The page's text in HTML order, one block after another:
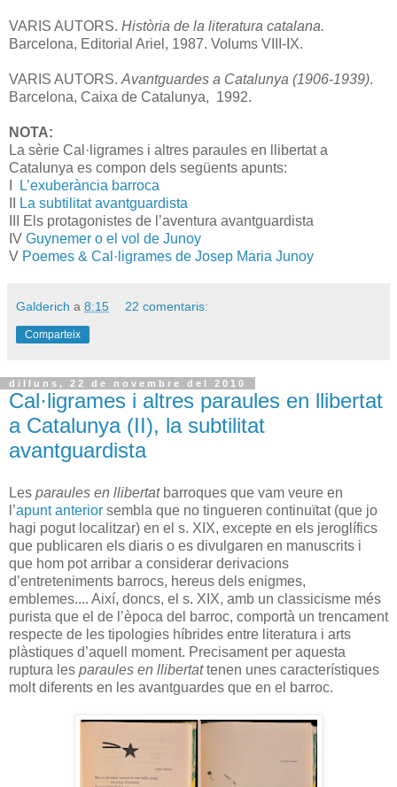
VARIS AUTORS. Història de la literatura catalana.
Barcelona, Editorial Ariel, 1987. Volums VIII-IX.
VARIS AUTORS. Avantguardes a Catalunya (1906-1939).
Barcelona, Caixa de Catalunya, 1992.
NOTA:
La sèrie Cal·ligrames i altres paraules en llibertat a
Catalunya es compon dels següents apunts:
L’exuberància barroca
La subtilitat avantguardista
III Els protagonistes de l’aventura avantguardista
IV Guynemer o el vol de Junoy
V Poemes & Cal·ligrames de Josep Maria Junoy
Galderich a 8:15 22 comentaris:
Comparteix
dilluns, 22 de novembre del 2010
Cal·ligrames i altres paraules en llibertat
a Catalunya (II), la subtilitat
avantguardista
Les paraules en llibertatbarroques que vam veure en
l’apunt anterior sembla que no tingueren continuïtat (que jo
hagi pogut localitzar) en el s. XIX, excepte en els jeroglífics
que publicaren els diaris o es divulgaren en manuscrits i
que hom pot arribar a considerar derivacions
d’entreteniments barrocs, hereus dels enigmes,
emblemes.... Així, doncs, el s. XIX, amb un classicisme més
purista que el de l’època del barroc, comportà un trencament
respecte de les tipologies híbrides entre literatura i arts
plàstiques d’aquell moment. Precisament per aquesta
ruptura les paraules en llibertattenen unes característiques
molt diferents en les avantguardes que en el barroc.